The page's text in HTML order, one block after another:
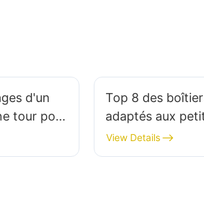
d'un
tour pour
Top 8 des
adaptés aux
View Details